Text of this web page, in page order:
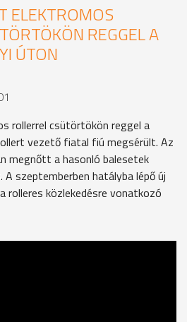
ELEKTROMOS
REGGEL A
ÚTON
rollerrel csütörtökön reggel a
vezető fiatal fiú megsérült. Az
megnőtt a hasonló balesetek
szeptemberben hatályba lépő új
rolleres közlekedésre vonatkozó